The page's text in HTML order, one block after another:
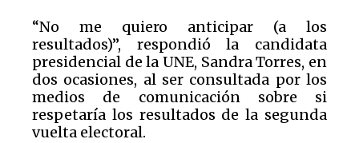
“No me quiero anticipar (a los
resultados)”, respondió la candidata
presidencial de la UNE, Sandra Torres, en
dos ocasiones, al ser consultada por los
medios de comunicación sobre si
respetaría los resultados de la segunda
vuelta electoral.